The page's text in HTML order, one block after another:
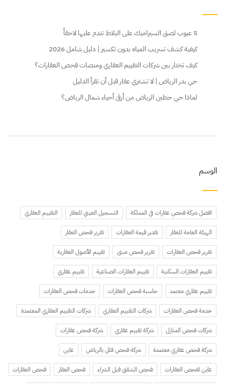
5 عيوب لصق السيراميك على البلاط تندم عليها لاحقاً
كيفية كشف تسريب المياه بدون تكسير | دليل شامل 2026
كيف تختار بين شركات التقييم العقاري ومنصات فحص العقارات؟
حي بدر الرياض | لا تشتري عقار قبل أن تقرأ الدليل
لماذا حي حطين الرياض من أرقى أحياء شمال الرياض؟
الوسم
افضل شركة فحص عقارات في المملكة التسجيل العيني للعقار التقييم العقاري
الهيئة العامة للعقار تقدير قيمة العقارات تقرير فحص العقار
تقرير فحص العقارات تقرير فحص مبنى تقييم الأصول العقارية
تقييم العقارات السكنية تقييم العقارات الصناعية تقييم عقاري
تقييم عقاري معتمد حاسبة فحص العقارات خدمات فحص العقارات
خدمة فحص العقارات شركات التقييم العقاري شركات التقييم العقاري المعتمدة
شركات فحص المنازل شركة تقييم عقاري شركة فحص عقارات
شركة فحص عقاري معتمدة شركة فحص فلل بالرياض عاين
عاين لفحص العقارات فحص الشقق قبل الشراء فحص العقار فحص العقارات